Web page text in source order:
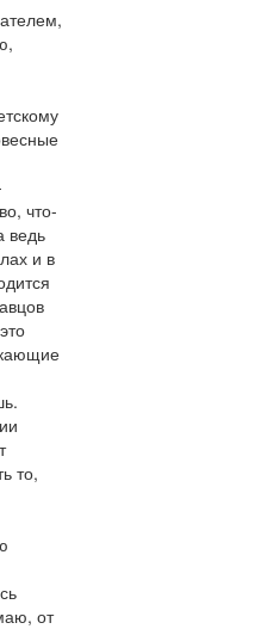
что-
ведь
и в
то,
от